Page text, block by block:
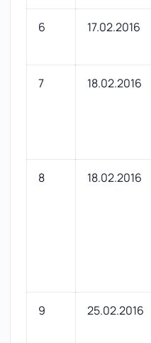
6 17.02.2016
7 18.02.2016
8 18.02.2016
9 25.02.2016